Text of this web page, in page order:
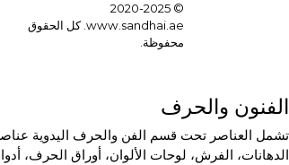
© 2020-2025
www.sandhai.ae. كل الحقوق
محفوظة.
الفنون والحرف
تشمل العناصر تحت قسم الفن والحرف اليدوية عناصر
الدهانات، الفرش، لوحات الألوان، أوراق الحرف،